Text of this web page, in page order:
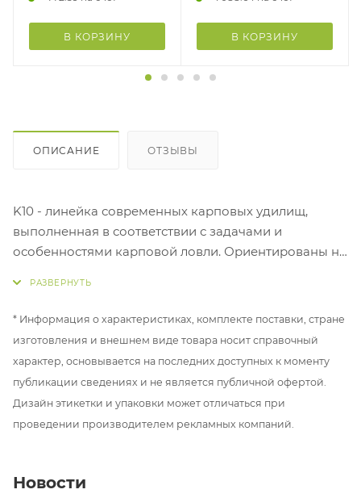
В КОРЗИНУ В КОРЗИНУ
ОПИСАНИЕ ОТЗЫВЫ
K10 - линейка современных карповых удилищ,
выполненная в соответствии с задачами и
особенностями карповой ловли. Ориентированы на
любительских рыбалках, так и в спорте. Собраны на
катушкодержателем. В серии представлены шесть
удилищ, в двухчастном и трехчастном исполнении.
* Информация о характеристиках, комплекте поставки, стране
изготовления и внешнем виде товара носит справочный
характер, основывается на последних доступных к моменту
публикации сведениях и не является публичной офертой.
Дизайн этикетки и упаковки может отличаться при
проведении производителем рекламных компаний.
Новости